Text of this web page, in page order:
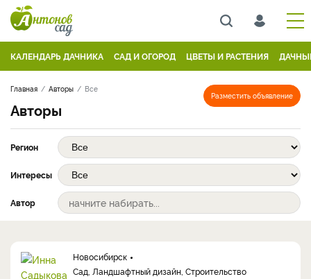
КАЛЕНДАРЬ ДАЧНИКА САД И ОГОРОД ЦВЕТЫ И РАСТЕНИЯ
Разместить объявление
Главная Авторы Все
Авторы
Регион
Интересы
Автор
Новосибирск
Сад, Ландшафтный дизайн, Строительство